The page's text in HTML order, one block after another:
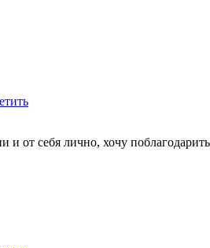
и от себя лично, хочу